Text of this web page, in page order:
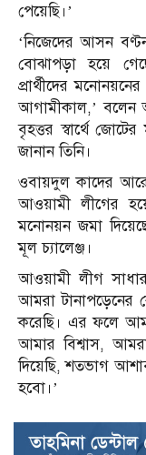
পেয়েছি।’
‘নিজেদের আসন
বোঝাপড়া হয়ে
প্রার্থীদের
আগামীকাল,’ বলেন
বৃহত্তর স্বার্থে
জানান তিনি।
ওবায়দুল কাদের
আওয়ামী লীগের
মনোনয়ন জমা
মূল চ্যালেঞ্জ।
আওয়ামী লীগ
আমরা টানাপড়েনের
করেছি। এর ফলে
আমার বিশ্বাস,
দিয়েছি, শতভাগ
হবো।’